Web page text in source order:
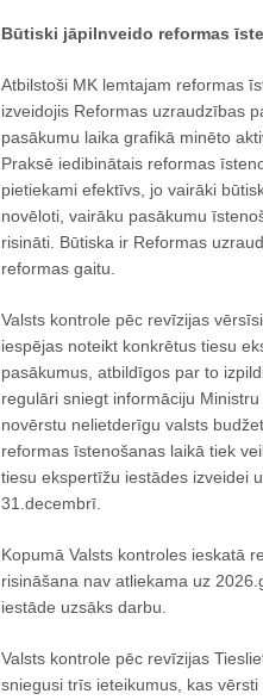
Būtiski jāpilnveido reformas
Atbilstoši MK lemtajam reformas
izveidojis Reformas uzraudzības
pasākumu laika grafikā minēto
Praksē iedibinātais reformas
pietiekami efektīvs, jo vairāki
novēloti, vairāku pasākumu
risināti. Būtiska ir Reformas
reformas gaitu.
Valsts kontrole pēc revīzijas
iespējas noteikt konkrētus tiesu
pasākumus, atbildīgos par to
regulāri sniegt informāciju
novērstu nelietderīgu valsts
reformas īstenošanas laikā tiek
tiesu ekspertīžu iestādes izveidei
31.decembrī.
Kopumā Valsts kontroles ieskatā
risināšana nav atliekama uz
iestāde uzsāks darbu.
Valsts kontrole pēc revīzijas
sniegusi trīs ieteikumus, kas